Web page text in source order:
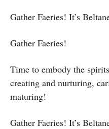
Gather Faeries! It’s
Gather Faeries!
Time to embody the
creating and nurturing,
maturing!
Gather Faeries! It’s